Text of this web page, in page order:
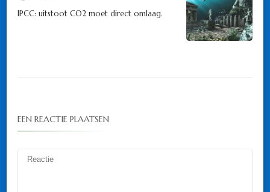
IPCC: uitstoot CO2 moet direct omlaag.
EEN REACTIE PLAATSEN